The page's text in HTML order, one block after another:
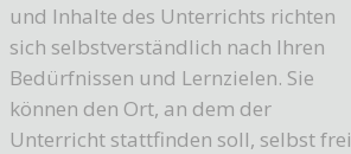
und Inhalte des Unterrichts richten
sich selbstverständlich nach Ihren
Bedürfnissen und Lernzielen. Sie
können den Ort, an dem der
Unterricht stattfinden soll, selbst frei